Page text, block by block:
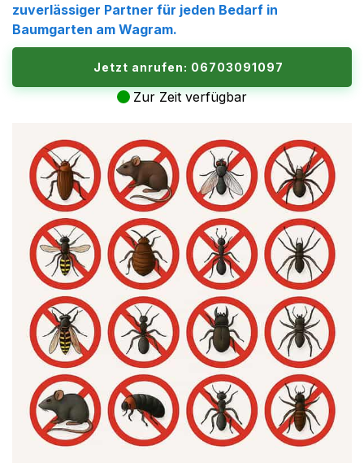
zuverlässiger Partner für jeden Bedarf in
Baumgarten am Wagram.
Jetzt anrufen: 06703091097
Zur Zeit verfügbar